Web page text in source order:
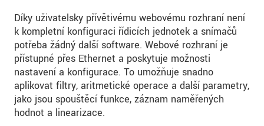
Díky uživatelsky přívětivému webovému rozhraní není
k kompletní konfiguraci řídicích jednotek a snímačů
potřeba žádný další software. Webové rozhraní je
přístupné přes Ethernet a poskytuje možnosti
nastavení a konfigurace. To umožňuje snadno
aplikovat filtry, aritmetické operace a další parametry,
jako jsou spouštěcí funkce, záznam naměřených
hodnot a linearizace.